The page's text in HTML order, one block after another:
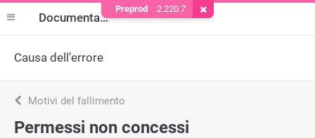
Documentazione
Causa dell’errore
Motivi del fallimento
Permessi non concessi
Preprod 2.220.7 Rimuovere il cookie